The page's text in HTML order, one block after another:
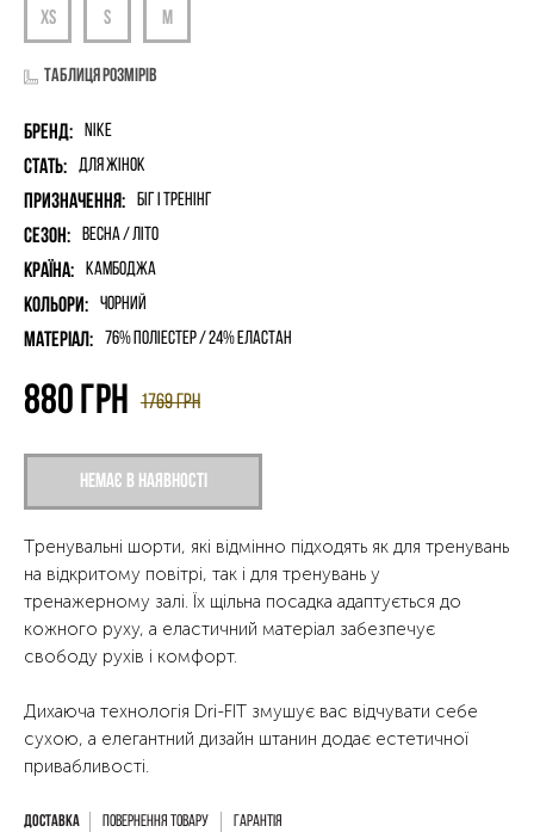
Таблиця розмірів
Бренд: Nike
Стать: для жінок
Призначення: Біг і Тренінг
Сезон: Весна / Літо
Країна: Камбоджа
Кольори: Чорний
Матеріал: 76% поліестер / 24% еластан
Немає в наявності
1769грн
880 грн
Tренувальні шорти, які відмінно підходять як для тренувань
на відкритому повітрі, так і для тренувань у
тренажерному залі. Їх щільна посадка адаптується до
кожного руху, а еластичний матеріал забезпечує
свободу рухів і комфорт.
Дихаюча технологія Dri-FIT змушує вас відчувати себе
сухою, а елегантний дизайн штанин додає естетичної
привабливості.
Повернення товару Гарантія